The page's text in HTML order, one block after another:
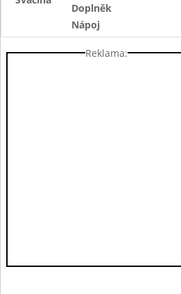
Doplněk
Nápoj
Reklama: